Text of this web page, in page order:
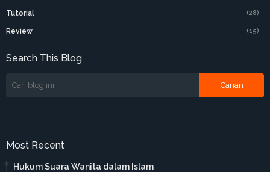
Tutorial (28)
Review (15)
Search This Blog
Most Recent
Hukum Suara Wanita dalam Islam